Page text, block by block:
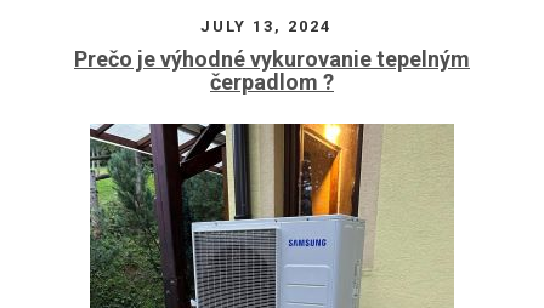
JULY 13, 2024
Prečo je výhodné vykurovanie tepelným
čerpadlom ?